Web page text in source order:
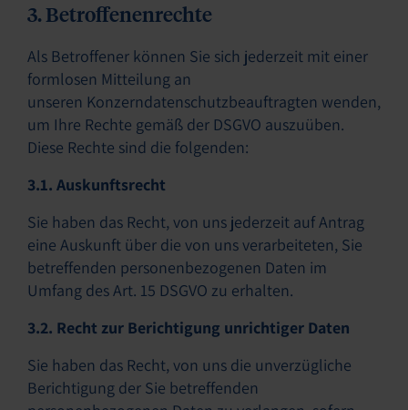
3. Betroffenenrechte
Als Betroffener können Sie sich jederzeit mit einer
formlosen Mitteilung an
unseren Konzerndatenschutzbeauftragten wenden,
um Ihre Rechte gemäß der DSGVO auszuüben.
Diese Rechte sind die folgenden:
3.1. Auskunftsrecht
Sie haben das Recht, von uns jederzeit auf Antrag
eine Auskunft über die von uns verarbeiteten, Sie
betreffenden personenbezogenen Daten im
Umfang des Art. 15 DSGVO zu erhalten.
3.2. Recht zur Berichtigung unrichtiger Daten
Sie haben das Recht, von uns die unverzügliche
Berichtigung der Sie betreffenden